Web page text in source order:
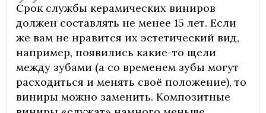
Срок службы керамических виниров
должен составлять не менее 15 лет. Если
же вам не нравится их эстетический вид,
например, появились какие-то щели
между зубами (а со временем зубы могут
расходиться и менять своё положение), то
виниры можно заменить. Композитные